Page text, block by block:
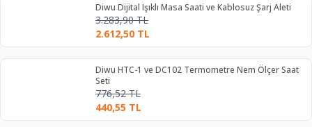
Diwu Dijital Işıklı Masa Saati ve Kablosuz Şarj Aleti
3.283,90TL
2.612,50 TL
Diwu HTC-1 ve DC102 Termometre Nem Ölçer Saat
Seti
776,52TL
440,55 TL